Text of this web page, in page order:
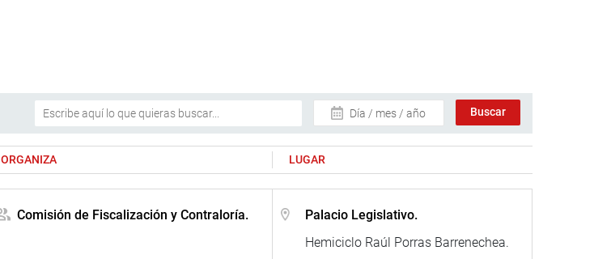
Día / mes / año
ORGANIZA LUGAR
Comisión de Fiscalización y Contraloría.
Palacio Legislativo.
Hemiciclo Raúl Porras Barrenechea.